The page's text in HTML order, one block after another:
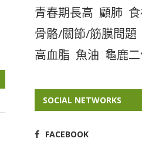
青春期長高 顧肺
骨骼/關節/筋膜問題
高血脂 魚油 龜鹿
SOCIAL NETWORKS
FACEBOOK